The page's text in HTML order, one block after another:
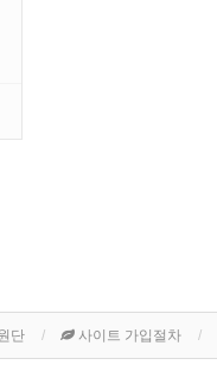
단 사이트 가입절차